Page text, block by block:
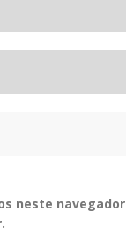
neste